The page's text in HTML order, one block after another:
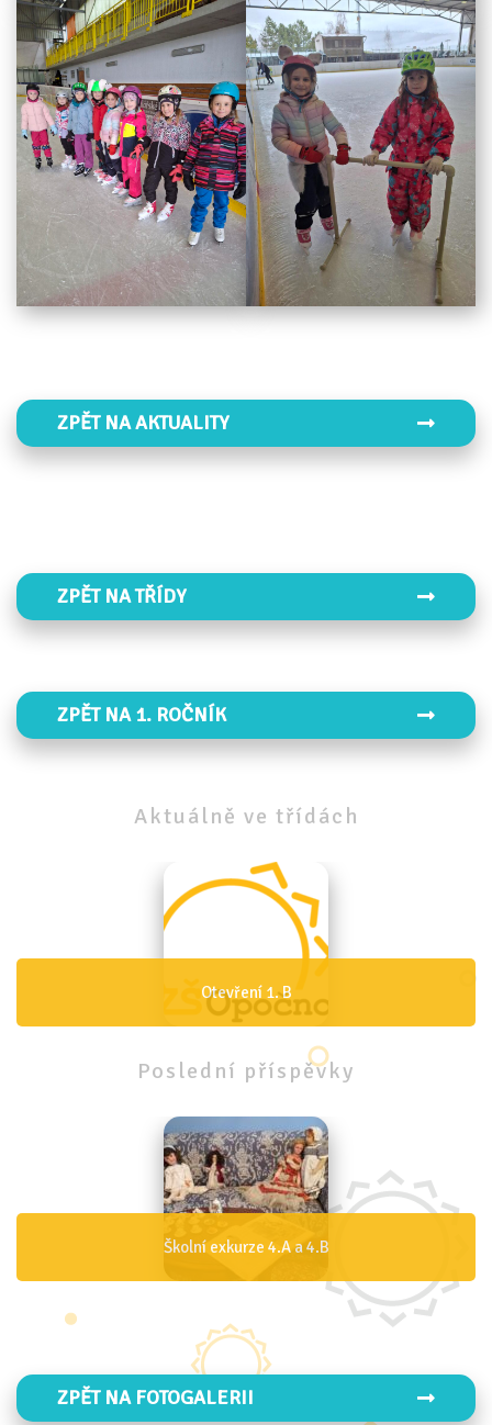
ZPĚT NA AKTUALITY
ZPĚT NA TŘÍDY
ZPĚT NA 1. ROČNÍK
Aktuálně ve třídách
Otevření 1. A
Poslední příspěvky
ZPĚT NA FOTOGALERII